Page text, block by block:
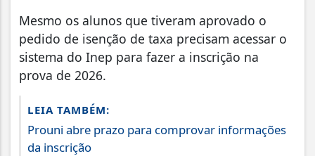
Mesmo os alunos que tiveram aprovado o
pedido de isenção de taxa precisam acessar o
sistema do Inep para fazer a inscrição na
prova de 2026.
LEIA TAMBÉM:
Prouni abre prazo para comprovar informações
da inscrição